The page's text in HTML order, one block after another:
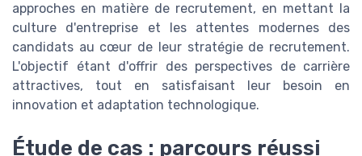
approches en matière de recrutement, en mettant la
culture d'entreprise et les attentes modernes des
candidats au cœur de leur stratégie de recrutement.
L'objectif étant d'offrir des perspectives de carrière
attractives, tout en satisfaisant leur besoin en
innovation et adaptation technologique.
Étude de cas : parcours réussi